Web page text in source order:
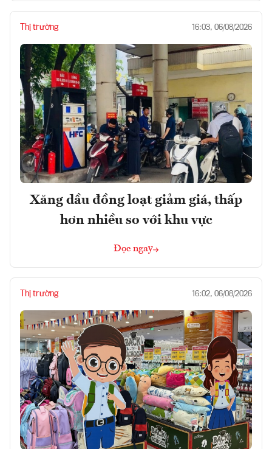
Thị trường 16:03, 06/08/2026
Xăng dầu đồng loạt giảm giá, thấp
hơn nhiều so với khu vực
Đọc ngay
Thị trường 16:02, 06/08/2026